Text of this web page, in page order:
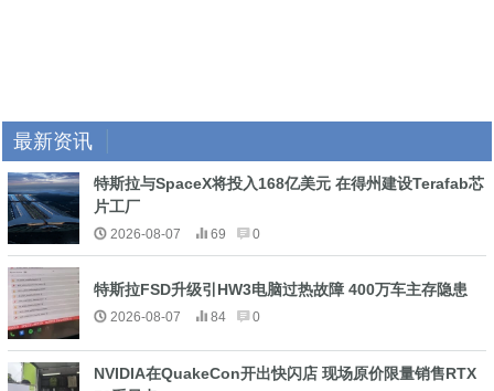
最新资讯
特斯拉与SpaceX将投入168亿美元 在得州建设Terafab芯
片工厂
2026-08-07 69 0
特斯拉FSD升级引HW3电脑过热故障 400万车主存隐患
2026-08-07 84 0
NVIDIA在QuakeCon开出快闪店 现场原价限量销售RTX